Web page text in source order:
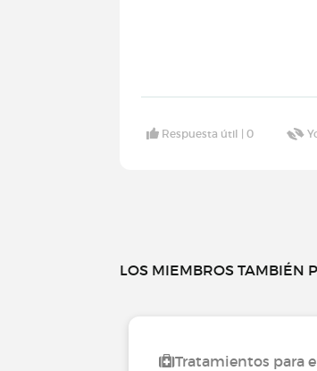
Respuesta útil |0
LOS MIEMBROS TAMBIÉN
Tratamientos para